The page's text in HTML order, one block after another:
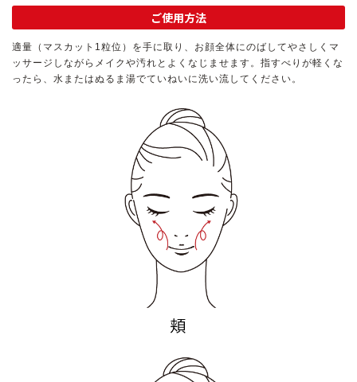
プロダクトライン TOP
くすみ
ゆるみ・ハリ
毛穴・キメ
日焼け
ご使用方法
適量（マスカット1粒位）を手に取り、お顔全体にのばしてやさしくマ
ッサージしながらメイクや汚れとよくなじませます。指すべりが軽くな
ったら、水またはぬるま湯でていねいに洗い流してください。